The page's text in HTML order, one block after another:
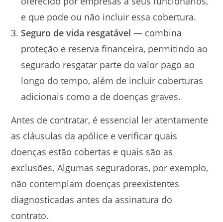
e que pode ou não incluir essa cobertura.
Seguro de vida resgatável — combina
proteção e reserva financeira, permitindo ao
segurado resgatar parte do valor pago ao
longo do tempo, além de incluir coberturas
adicionais como a de doenças graves.
Antes de contratar, é essencial ler atentamente
as cláusulas da apólice e verificar quais
doenças estão cobertas e quais são as
exclusões. Algumas seguradoras, por exemplo,
não contemplam doenças preexistentes
diagnosticadas antes da assinatura do
contrato.